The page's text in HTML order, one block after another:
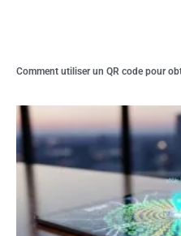
Comment utiliser un QR code pour